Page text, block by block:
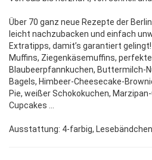
Über 70 ganz neue Rezepte der
leicht nachzubacken und einfach
Extratipps, damit’s garantiert
Muffins, Ziegenkäsemuffins,
Blaubeerpfannkuchen, Buttermilch-
Bagels, Himbeer-Cheesecake-
Pie, weißer Schokokuchen,
Cupcakes ...
Ausstattung: 4-farbig, Lesebändchen